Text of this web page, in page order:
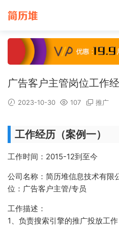
广告客户主管岗位工作
2023-10-30 107 推广
工作经历（案例一）
工作时间：2015-12到至今
公司名称：简历堆信息技术有限
位：广告客户主管/专员
工作描述：
1、负责搜索引擎的推广投放工